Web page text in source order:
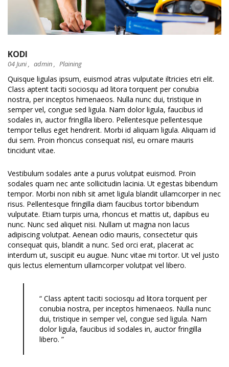
KODI
04 Juni , admin, Plaining
Quisque ligulas ipsum, euismod atras vulputate iltricies etri elit.
Class aptent taciti sociosqu ad litora torquent per conubia
nostra, per inceptos himenaeos. Nulla nunc dui, tristique in
semper vel, congue sed ligula. Nam dolor ligula, faucibus id
sodales in, auctor fringilla libero. Pellentesque pellentesque
tempor tellus eget hendrerit. Morbi id aliquam ligula. Aliquam id
dui sem. Proin rhoncus consequat nisl, eu ornare mauris
tincidunt vitae.
Vestibulum sodales ante a purus volutpat euismod. Proin
sodales quam nec ante sollicitudin lacinia. Ut egestas bibendum
tempor. Morbi non nibh sit amet ligula blandit ullamcorper in nec
risus. Pellentesque fringilla diam faucibus tortor bibendum
vulputate. Etiam turpis urna, rhoncus et mattis ut, dapibus eu
nunc. Nunc sed aliquet nisi. Nullam ut magna non lacus
adipiscing volutpat. Aenean odio mauris, consectetur quis
consequat quis, blandit a nunc. Sed orci erat, placerat ac
interdum ut, suscipit eu augue. Nunc vitae mi tortor. Ut vel justo
quis lectus elementum ullamcorper volutpat vel libero.
“ Class aptent taciti sociosqu ad litora torquent per
conubia nostra, per inceptos himenaeos. Nulla nunc
dui, tristique in semper vel, congue sed ligula. Nam
dolor ligula, faucibus id sodales in, auctor fringilla
libero. ”